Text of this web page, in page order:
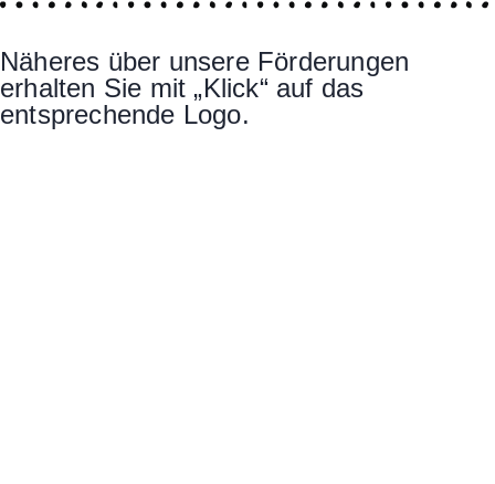
Näheres über unsere Förderungen
erhalten Sie mit „Klick“ auf das
entsprechende Logo.